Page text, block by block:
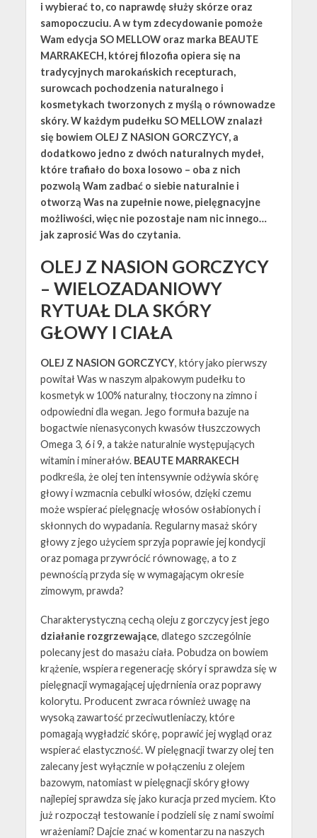
i wybierać to, co naprawdę służy skórze oraz
samopoczuciu. A w tym zdecydowanie pomoże
Wam edycja SO MELLOW oraz marka BEAUTE
MARRAKECH, której filozofia opiera się na
tradycyjnych marokańskich recepturach,
surowcach pochodzenia naturalnego i
kosmetykach tworzonych z myślą o równowadze
skóry. W każdym pudełku SO MELLOW znalazł
się bowiem OLEJ Z NASION GORCZYCY, a
dodatkowo jedno z dwóch naturalnych mydeł,
które trafiało do boxa losowo – oba z nich
pozwolą Wam zadbać o siebie naturalnie i
otworzą Was na zupełnie nowe, pielęgnacyjne
możliwości, więc nie pozostaje nam nic innego…
jak zaprosić Was do czytania.
OLEJ Z NASION GORCZYCY
– WIELOZADANIOWY
RYTUAŁ DLA SKÓRY
GŁOWY I CIAŁA
OLEJ Z NASION GORCZYCY, który jako pierwszy
powitał Was w naszym alpakowym pudełku to
kosmetyk w 100% naturalny, tłoczony na zimno i
odpowiedni dla wegan. Jego formuła bazuje na
bogactwie nienasyconych kwasów tłuszczowych
Omega 3, 6 i 9, a także naturalnie występujących
witamin i minerałów. BEAUTE MARRAKECH
podkreśla, że olej ten intensywnie odżywia skórę
głowy i wzmacnia cebulki włosów, dzięki czemu
może wspierać pielęgnację włosów osłabionych i
skłonnych do wypadania. Regularny masaż skóry
głowy z jego użyciem sprzyja poprawie jej kondycji
oraz pomaga przywrócić równowagę, a to z
pewnością przyda się w wymagającym okresie
zimowym, prawda?
Charakterystyczną cechą oleju z gorczycy jest jego
działanie rozgrzewające, dlatego szczególnie
polecany jest do masażu ciała. Pobudza on bowiem
krążenie, wspiera regenerację skóry i sprawdza się w
pielęgnacji wymagającej ujędrnienia oraz poprawy
kolorytu. Producent zwraca również uwagę na
wysoką zawartość przeciwutleniaczy, które
pomagają wygładzić skórę, poprawić jej wygląd oraz
wspierać elastyczność. W pielęgnacji twarzy olej ten
zalecany jest wyłącznie w połączeniu z olejem
bazowym, natomiast w pielęgnacji skóry głowy
najlepiej sprawdza się jako kuracja przed myciem. Kto
już rozpoczął testowanie i podzieli się z nami swoimi
wrażeniami? Dajcie znać w komentarzu na naszych